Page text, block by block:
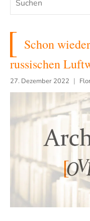
Schon
russischen
27. Dezember 2022